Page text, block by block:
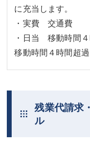
に充当します。
・実費 交通費
・日当 移動時間
移動時間４時間超
残業代請求
ル